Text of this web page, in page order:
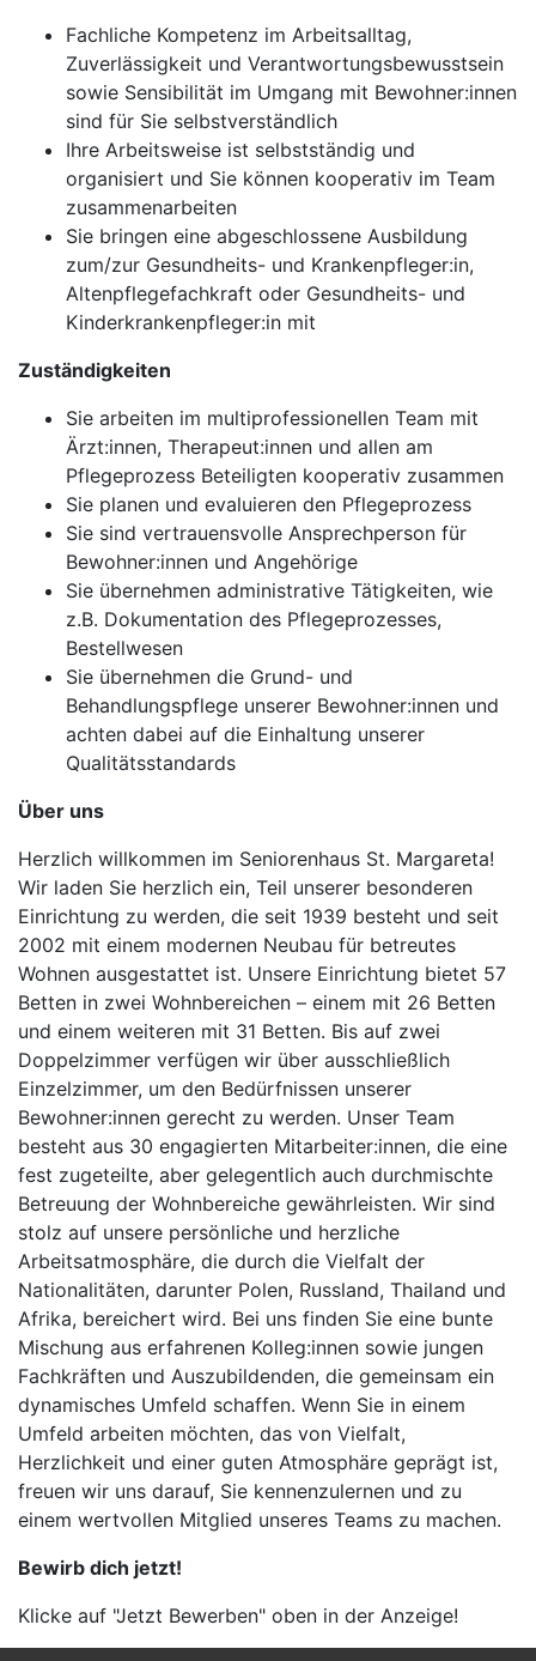
Fachliche Kompetenz im Arbeitsalltag,
Zuverlässigkeit und Verantwortungsbewusstsein
sowie Sensibilität im Umgang mit Bewohner:innen
sind für Sie selbstverständlich
Ihre Arbeitsweise ist selbstständig und
organisiert und Sie können kooperativ im Team
zusammenarbeiten
Sie bringen eine abgeschlossene Ausbildung
zum/zur Gesundheits- und Krankenpfleger:in,
Altenpflegefachkraft oder Gesundheits- und
Kinderkrankenpfleger:in mit
Zuständigkeiten
Sie arbeiten im multiprofessionellen Team mit
Ärzt:innen, Therapeut:innen und allen am
Pflegeprozess Beteiligten kooperativ zusammen
Sie planen und evaluieren den Pflegeprozess
Sie sind vertrauensvolle Ansprechperson für
Bewohner:innen und Angehörige
Sie übernehmen administrative Tätigkeiten, wie
z.B. Dokumentation des Pflegeprozesses,
Bestellwesen
Sie übernehmen die Grund- und
Behandlungspflege unserer Bewohner:innen und
achten dabei auf die Einhaltung unserer
Qualitätsstandards
Über uns
Herzlich willkommen im Seniorenhaus St. Margareta!
Wir laden Sie herzlich ein, Teil unserer besonderen
Einrichtung zu werden, die seit 1939 besteht und seit
2002 mit einem modernen Neubau für betreutes
Wohnen ausgestattet ist. Unsere Einrichtung bietet 57
Betten in zwei Wohnbereichen – einem mit 26 Betten
und einem weiteren mit 31 Betten. Bis auf zwei
Doppelzimmer verfügen wir über ausschließlich
Einzelzimmer, um den Bedürfnissen unserer
Bewohner:innen gerecht zu werden. Unser Team
besteht aus 30 engagierten Mitarbeiter:innen, die eine
fest zugeteilte, aber gelegentlich auch durchmischte
Betreuung der Wohnbereiche gewährleisten. Wir sind
stolz auf unsere persönliche und herzliche
Arbeitsatmosphäre, die durch die Vielfalt der
Nationalitäten, darunter Polen, Russland, Thailand und
Afrika, bereichert wird. Bei uns finden Sie eine bunte
Mischung aus erfahrenen Kolleg:innen sowie jungen
Fachkräften und Auszubildenden, die gemeinsam ein
dynamisches Umfeld schaffen. Wenn Sie in einem
Umfeld arbeiten möchten, das von Vielfalt,
Herzlichkeit und einer guten Atmosphäre geprägt ist,
freuen wir uns darauf, Sie kennenzulernen und zu
einem wertvollen Mitglied unseres Teams zu machen.
Bewirb dich jetzt!
Klicke auf "Jetzt Bewerben" oben in der Anzeige!